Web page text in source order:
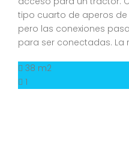
tipo cuarto de aperos de
pero las conexiones
para ser conectadas. La
38 m2
1